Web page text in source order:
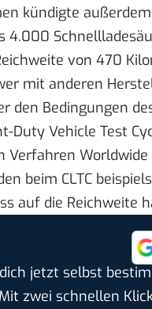
kündigte
4.000
von 470
mit anderen
den Bedingungen
Duty Vehicle Test
Verfahren
beim CLTC
auf die Reichweite
jetzt selbst
zwei schnellen